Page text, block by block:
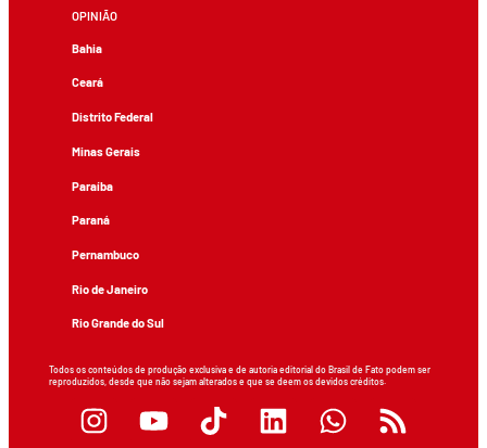
OPINIÃO
Bahia
Ceará
Distrito Federal
Minas Gerais
Paraíba
Paraná
Pernambuco
Rio de Janeiro
Rio Grande do Sul
Todos os conteúdos de produção exclusiva e de autoria editorial do Brasil de Fato podem ser
reproduzidos, desde que não sejam alterados e que se deem os devidos créditos.